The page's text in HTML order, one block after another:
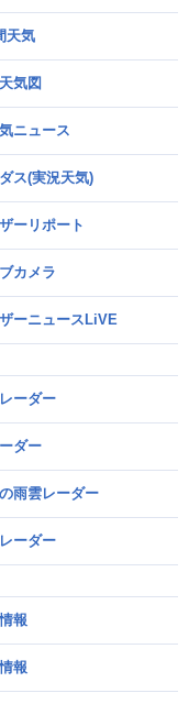
天気
気図
ニュース
ス(実況天気)
ーリポート
カメラ
ーニュースLiVE
ーダー
ダー
雨雲レーダー
ーダー
報
報